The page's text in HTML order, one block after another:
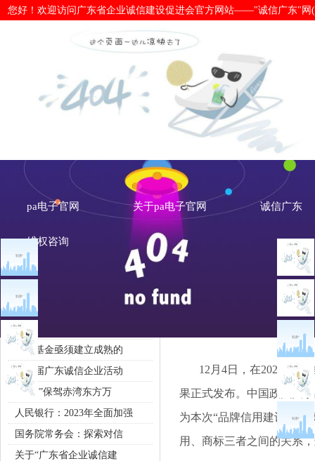
您好！欢迎访问广东省企业诚信建设促进会官方网站——"诚信广东"网
刘瑛：“创新引领、信用赋能、商标
质量发展-pa电子官网
pa电子官网 关于pa电子官网 诚信广东
维权咨询
文章点击排行
重大突发公共卫生事件一
2020广东省守合同重信用企
私募基金亟须建立成熟的
第五届广东诚信企业活动
“诚信”保驾赤湾东方万
人民银行：2023年全面加强
国务院常务会：探索对信
关于“广东省企业诚信建
诚信新闻
刘
12月4日，在2023品牌
果正式发布。中国政法大
为本次“品牌信用建设典型
用、商标三者之间的关系